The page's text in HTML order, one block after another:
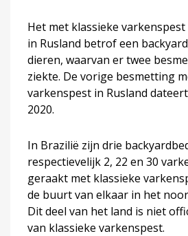
Het met klassieke
in Rusland betrof een
dieren, waarvan er twee
ziekte. De vorige besmetting
varkenspest in Rusland
2020.
In Brazilië zijn drie
respectievelijk 2, 22 en 30
geraakt met klassieke
de buurt van elkaar in het
Dit deel van het land is niet
van klassieke varkenspest.